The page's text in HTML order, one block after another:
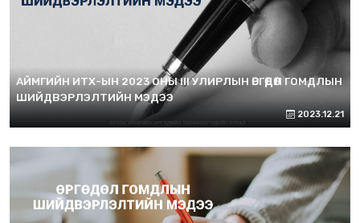
АЙМГИЙН ИТХ-ЫН 2023 ОНЫ III УЛИРЛЫН ӨРГӨДӨЛ ГОМДЛЫН
ШИЙДВЭРЛЭЛТИЙН МЭДЭЭ
2023.12.21